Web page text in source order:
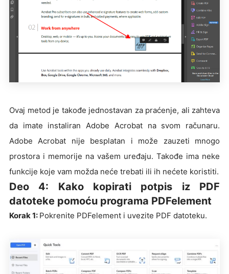
Ovaj metod je takođe jednostavan za praćenje, ali zahteva
da imate instaliran Adobe Acrobat na svom računaru.
Adobe Acrobat nije besplatan i može zauzeti mnogo
prostora i memorije na vašem uređaju. Takođe ima neke
funkcije koje vam možda neće trebati ili ih nećete koristiti.
Deo 4: Kako kopirati potpis iz PDF
datoteke pomoću programa PDFelement
Korak 1: Pokrenite PDFelement i uvezite PDF datoteku.